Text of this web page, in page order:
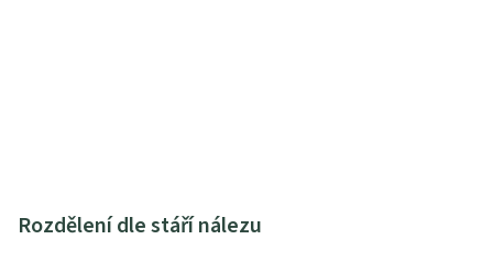
Rozdělení dle stáří nálezu